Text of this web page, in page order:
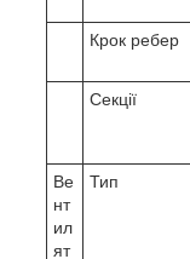
Крок ребер
Секції
Ве
нт
ил
ят
Тип